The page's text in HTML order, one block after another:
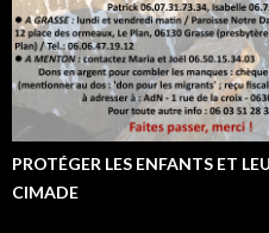
PROTÉGER LES ENFANTS ET
CIMADE